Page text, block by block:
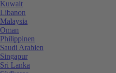
Kuwait
Libanon
Malaysia
Oman
Philippinen
Saudi Arabien
Singapur
Sri Lanka